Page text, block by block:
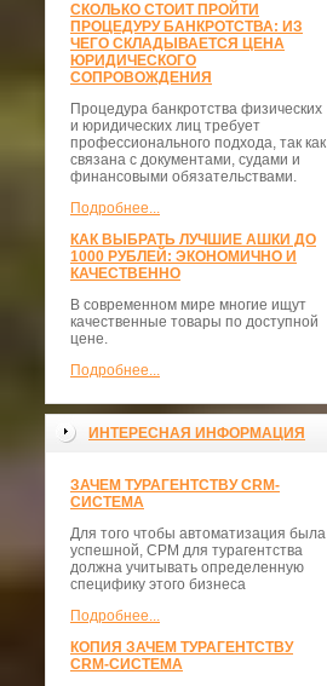
СКОЛЬКО СТОИТ ПРОЙТИ
ПРОЦЕДУРУ БАНКРОТСТВА: ИЗ
ЧЕГО СКЛАДЫВАЕТСЯ ЦЕНА
ЮРИДИЧЕСКОГО
СОПРОВОЖДЕНИЯ
Процедура банкротства физических
и юридических лиц требует
профессионального подхода, так как
связана с документами, судами и
финансовыми обязательствами.
Подробнее...
КАК ВЫБРАТЬ ЛУЧШИЕ АШКИ ДО
1000 РУБЛЕЙ: ЭКОНОМИЧНО И
КАЧЕСТВЕННО
В современном мире многие ищут
качественные товары по доступной
цене.
Подробнее...
ИНТЕРЕСНАЯ ИНФОРМАЦИЯ
ЗАЧЕМ ТУРАГЕНТСТВУ CRM-
СИСТЕМА
Для того чтобы автоматизация была
успешной, СРМ для турагентства
должна учитывать определенную
специфику этого бизнеса
Подробнее...
КОПИЯ ЗАЧЕМ ТУРАГЕНТСТВУ
CRM-СИСТЕМА